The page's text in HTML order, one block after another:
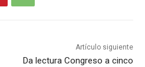
Artículo siguiente
Da lectura Congreso a cinco